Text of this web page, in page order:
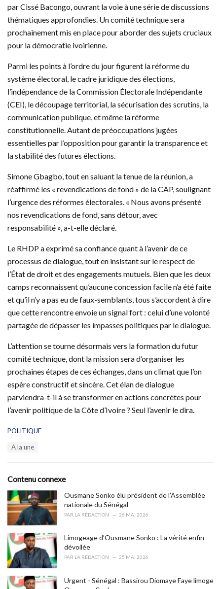
par Cissé Bacongo, ouvrant la voie à une série de discussions
thématiques approfondies. Un comité technique sera
prochainement mis en place pour aborder des sujets cruciaux
pour la démocratie ivoirienne.
Parmi les points à l’ordre du jour figurent la réforme du
système électoral, le cadre juridique des élections,
l’indépendance de la Commission Électorale Indépendante
(CEI), le découpage territorial, la sécurisation des scrutins, la
communication publique, et même la réforme
constitutionnelle. Autant de préoccupations jugées
essentielles par l’opposition pour garantir la transparence et
la stabilité des futures élections.
Simone Gbagbo, tout en saluant la tenue de la réunion, a
réaffirmé les « revendications de fond » de la CAP, soulignant
l’urgence des réformes électorales. « Nous avons présenté
nos revendications de fond, sans détour, avec
responsabilité », a-t-elle déclaré.
Le RHDP a exprimé sa confiance quant à l’avenir de ce
processus de dialogue, tout en insistant sur le respect de
l’État de droit et des engagements mutuels. Bien que les deux
camps reconnaissent qu’aucune concession facile n’a été faite
et qu’il n’y a pas eu de faux-semblants, tous s’accordent à dire
que cette rencontre envoie un signal fort : celui d’une volonté
partagée de dépasser les impasses politiques par le dialogue.
L’attention se tourne désormais vers la formation du futur
comité technique, dont la mission sera d’organiser les
prochaines étapes de ces échanges, dans un climat que l’on
espère constructif et sincère. Cet élan de dialogue
parviendra-t-il à se transformer en actions concrètes pour
l’avenir politique de la Côte d’Ivoire ? Seul l’avenir le dira.
C
o
r
i
e
s
POLITIQUE
:
A la une
Contenu connexe
Ousmane Sonko élu président de l’Assemblée
nationale du Sénégal
PAR LA RÉDACTION 26 MAI 2026
Limogeage d’Ousmane Sonko : La vérité enfin
dévoilée
PAR LA RÉDACTION 25 MAI 2026
Urgent - Sénégal : Bassirou Diomaye Faye limoge